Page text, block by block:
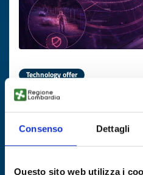
Consenso Dettagli
Questo sito web utilizza i
Technology offer
Radar di imaging ad
risoluzione/
automotive,